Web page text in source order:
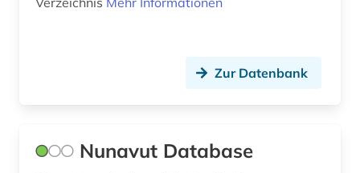
mexiko (3)
Zur Datenbank
Nunavut Database